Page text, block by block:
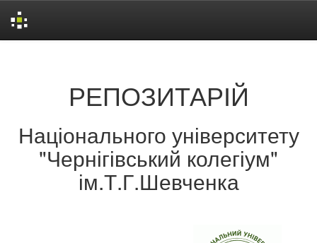
РЕПОЗИТАРІЙ
Національного університету
"Чернігівський колегіум"
ім.Т.Г.Шевченка